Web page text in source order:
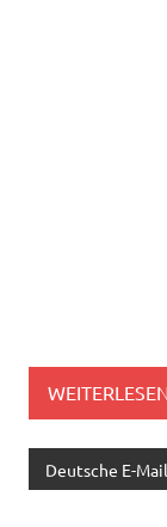
Deutsche E-Mail